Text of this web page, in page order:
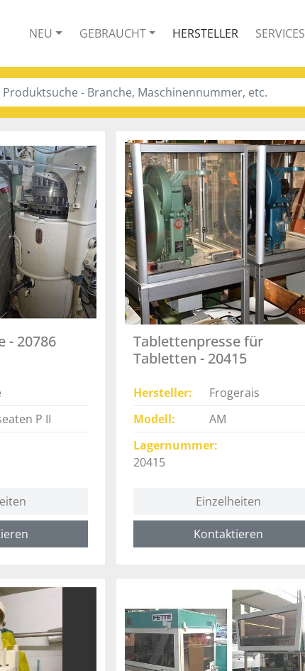
NEU GEBRAUCHT HERSTELLER SERVICES
- 20786
P II
Tablettenpresse für
Tabletten - 20415
Hersteller
Frogerais
Modell
AM
Lagernummer
20415
Einzelheiten
Kontaktieren